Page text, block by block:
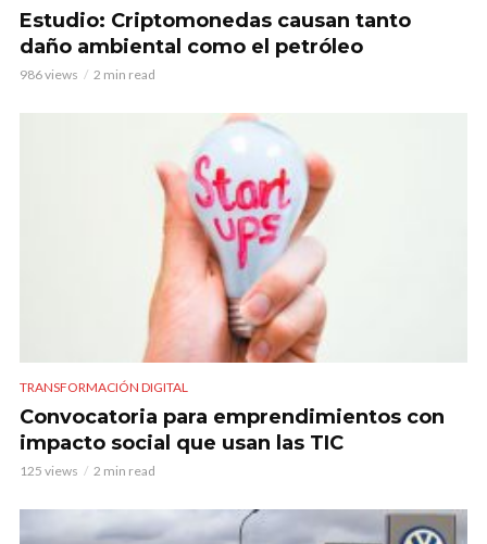
Estudio: Criptomonedas causan tanto
daño ambiental como el petróleo
986 views 2 min read
TRANSFORMACIÓN DIGITAL
Convocatoria para emprendimientos con
impacto social que usan las TIC
125 views 2 min read